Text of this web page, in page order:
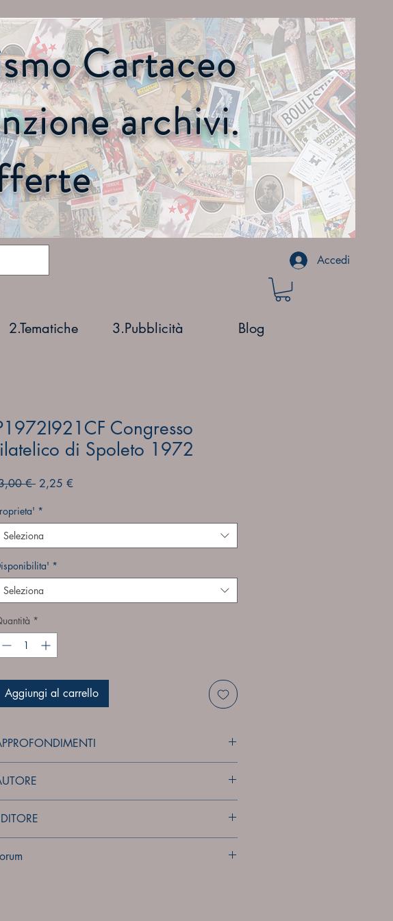
Cartaceo
archivi.
Accedi
Congresso
di Spoleto 1972
€ Prezzo
2,25 €
*
Seleziona
*
Seleziona
*
Aggiungi al carrello
2.Tematiche 3.Pubblicità Blog